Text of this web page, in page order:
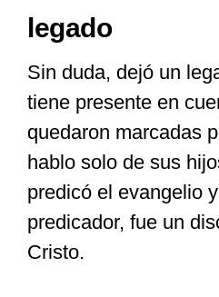
legado
Sin duda, dejó un
tiene presente en
quedaron marcadas
hablo solo de sus
predicó el evangelio
predicador, fue un
Cristo.